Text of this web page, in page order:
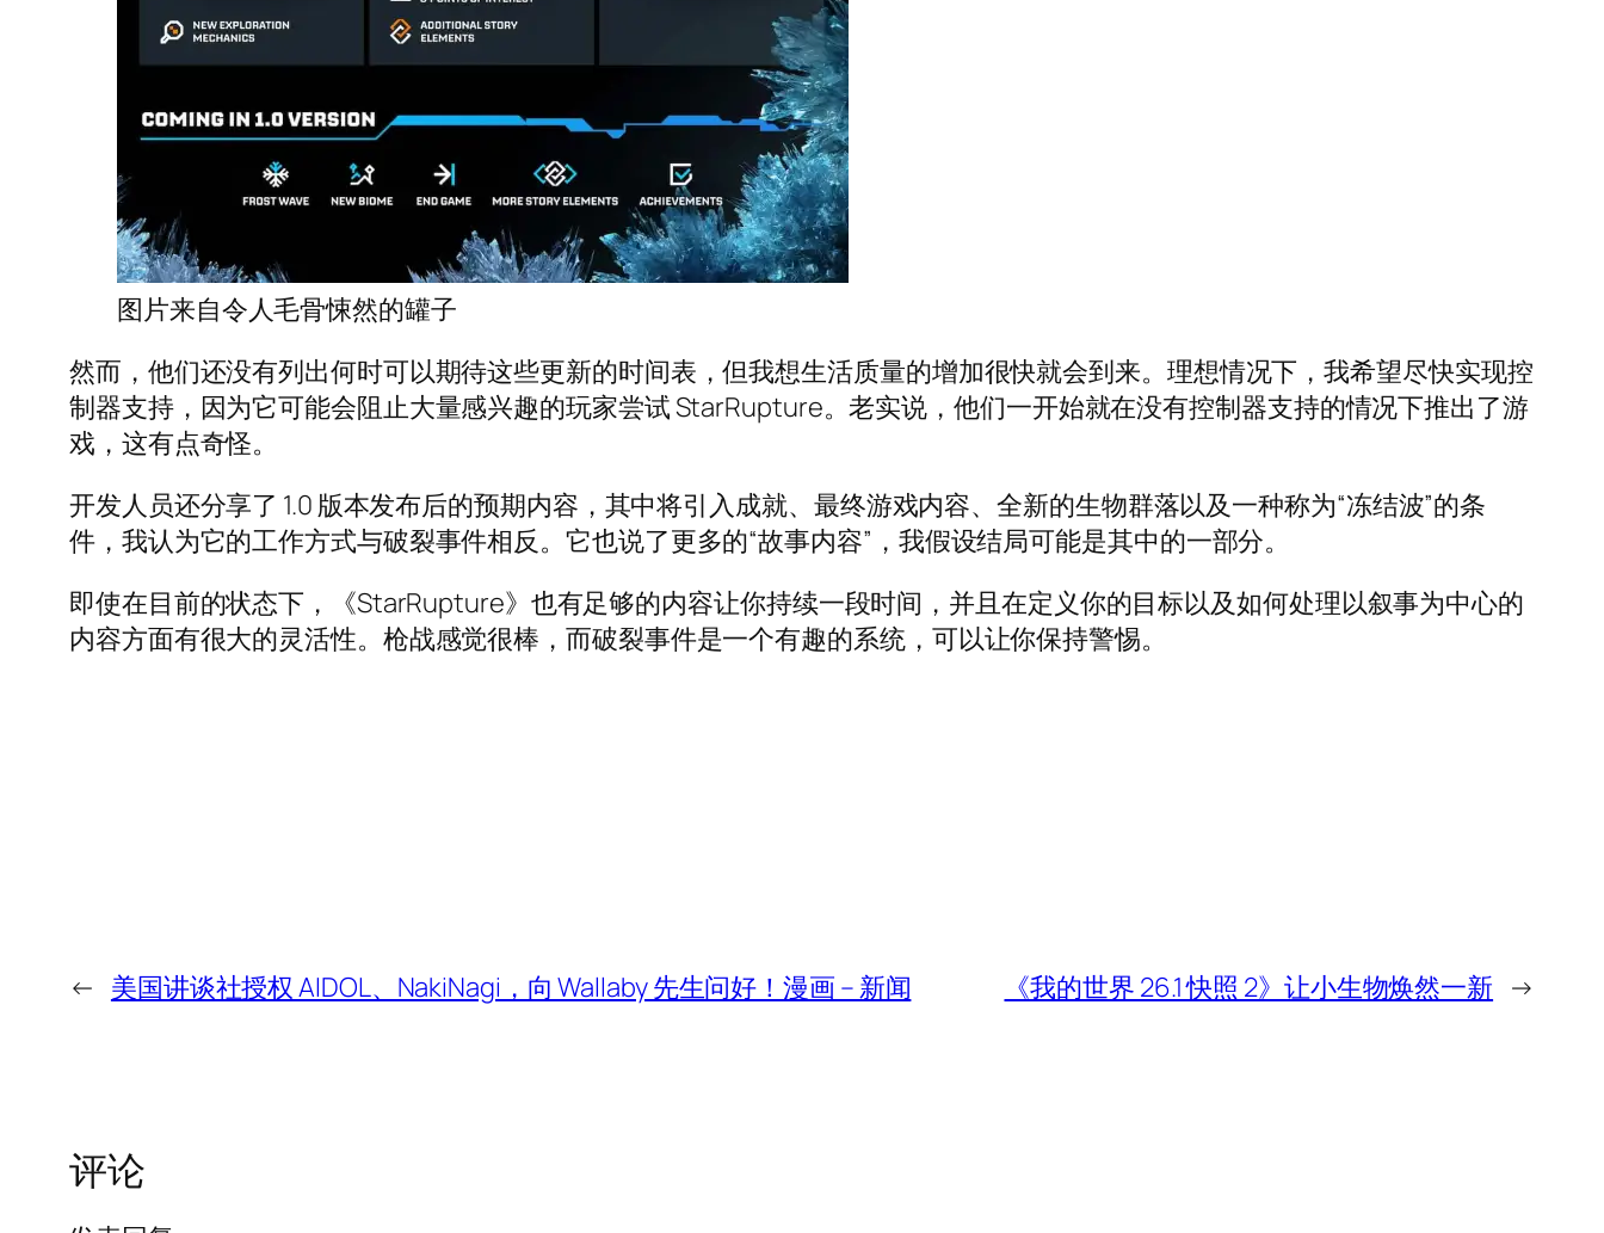
图片来自令人毛骨悚然的罐子
然而，他们还没有列出何时可以期待这些更新的时间表，但我想生活质量的增加很快就会到来。理想情况下，我希望尽快实现控
制器支持，因为它可能会阻止大量感兴趣的玩家尝试 StarRupture。老实说，他们一开始就在没有控制器支持的情况下推出了游
戏，这有点奇怪。
开发人员还分享了 1.0 版本发布后的预期内容，其中将引入成就、最终游戏内容、全新的生物群落以及一种称为“冻结波”的条
件，我认为它的工作方式与破裂事件相反。它也说了更多的“故事内容”，我假设结局可能是其中的一部分。
即使在目前的状态下，《StarRupture》也有足够的内容让你持续一段时间，并且在定义你的目标以及如何处理以叙事为中心的
内容方面有很大的灵活性。枪战感觉很棒，而破裂事件是一个有趣的系统，可以让你保持警惕。
← 美国讲谈社授权 AIDOL、NakiNagi，向 Wallaby 先生问好！漫画 – 新闻 《我的世界 26.1 快照 2》让小生物焕然一新 →
评论